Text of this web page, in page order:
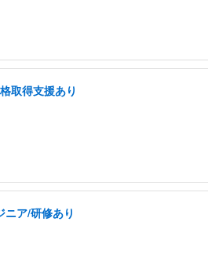
取得支援あり
ア/研修あり